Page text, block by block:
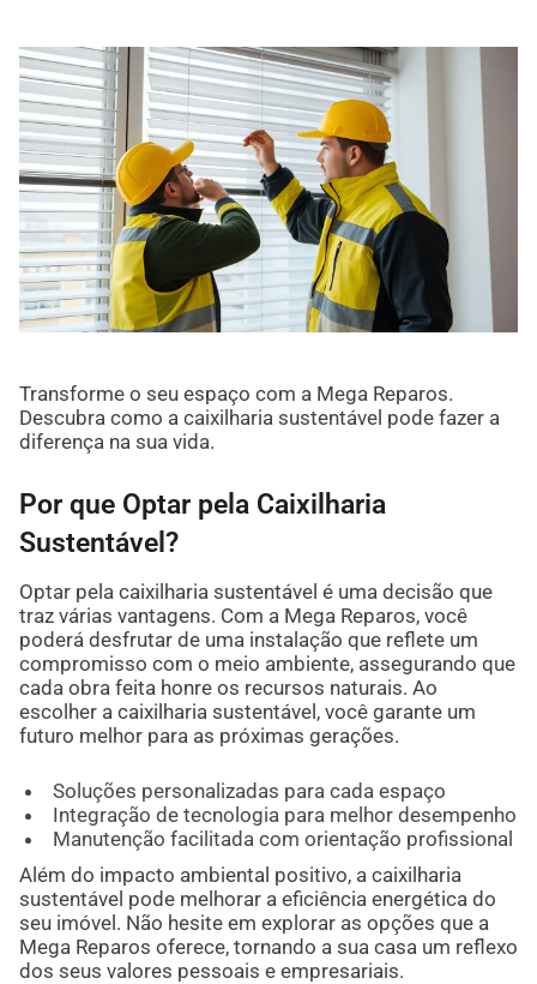
Transforme o seu espaço com a Mega Reparos.
Descubra como a caixilharia sustentável pode fazer a
diferença na sua vida.
Por que Optar pela Caixilharia
Sustentável?
Optar pela caixilharia sustentável é uma decisão que
traz várias vantagens. Com a Mega Reparos, você
poderá desfrutar de uma instalação que reflete um
compromisso com o meio ambiente, assegurando que
cada obra feita honre os recursos naturais. Ao
escolher a caixilharia sustentável, você garante um
futuro melhor para as próximas gerações.
Soluções personalizadas para cada espaço
Integração de tecnologia para melhor desempenho
Manutenção facilitada com orientação profissional
Além do impacto ambiental positivo, a caixilharia
sustentável pode melhorar a eficiência energética do
seu imóvel. Não hesite em explorar as opções que a
Mega Reparos oferece, tornando a sua casa um reflexo
dos seus valores pessoais e empresariais.